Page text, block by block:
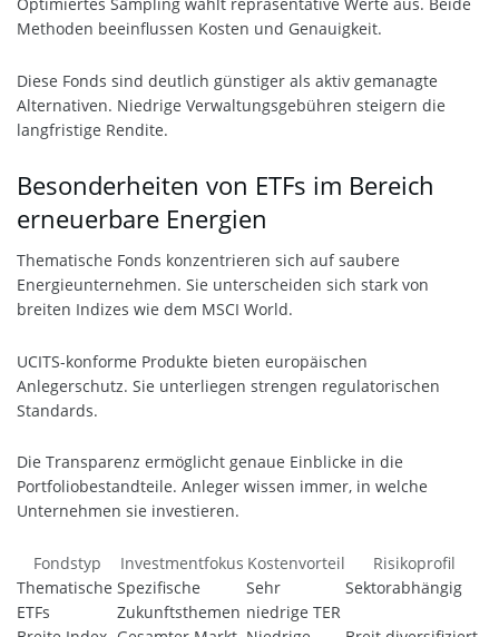
Optimiertes Sampling wählt repräsentative Werte aus. Beide
Methoden beeinflussen Kosten und Genauigkeit.
Diese Fonds sind deutlich günstiger als aktiv gemanagte
Alternativen. Niedrige Verwaltungsgebühren steigern die
langfristige Rendite.
Besonderheiten von ETFs im Bereich
erneuerbare Energien
Thematische Fonds konzentrieren sich auf saubere
Energieunternehmen. Sie unterscheiden sich stark von
breiten Indizes wie dem MSCI World.
UCITS-konforme Produkte bieten europäischen
Anlegerschutz. Sie unterliegen strengen regulatorischen
Standards.
Die Transparenz ermöglicht genaue Einblicke in die
Portfoliobestandteile. Anleger wissen immer, in welche
Unternehmen sie investieren.
Fondstyp Investmentfokus Kostenvorteil
Risikoprofil
Thematische
ETFs
Spezifische
Zukunftsthemen
Sehr
niedrige TER
Sektorabhängig